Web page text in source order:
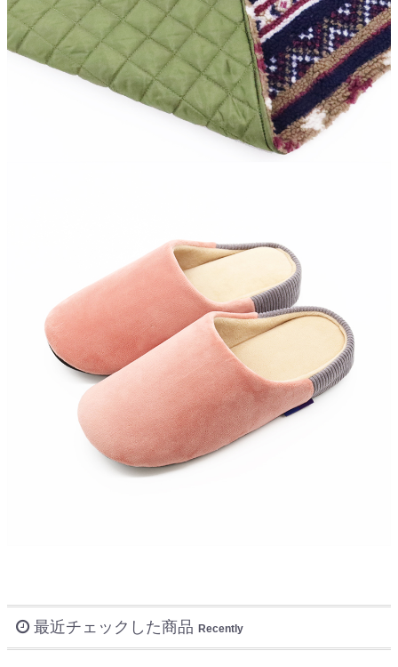
最近チェックした商品 Recently